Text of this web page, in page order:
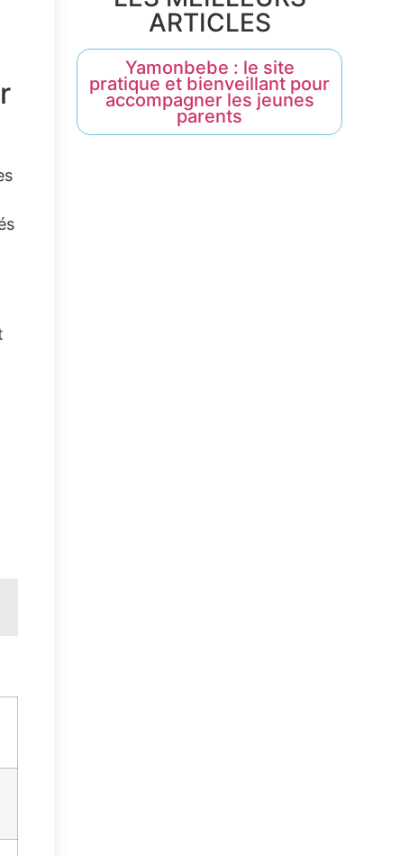
ARTICLES
Yamonbebe : le site
pratique et bienveillant pour
accompagner les jeunes
parents